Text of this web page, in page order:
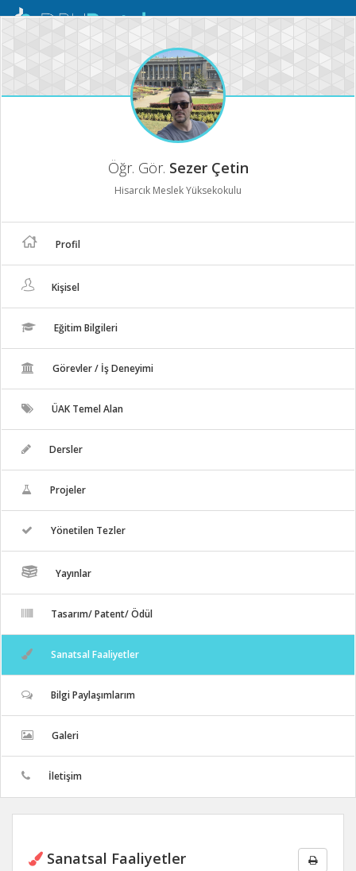
Mobil
Öğr. Gör. Sezer Çetin
Hisarcık Meslek Yüksekokulu
Profil
Kişisel
Eğitim Bilgileri
Görevler / İş Deneyimi
ÜAK Temel Alan
Dersler
Projeler
Yönetilen Tezler
Yayınlar
Tasarım/ Patent/ Ödül
Sanatsal Faaliyetler
Bilgi Paylaşımlarım
Galeri
İletişim
Sanatsal Faaliyetler